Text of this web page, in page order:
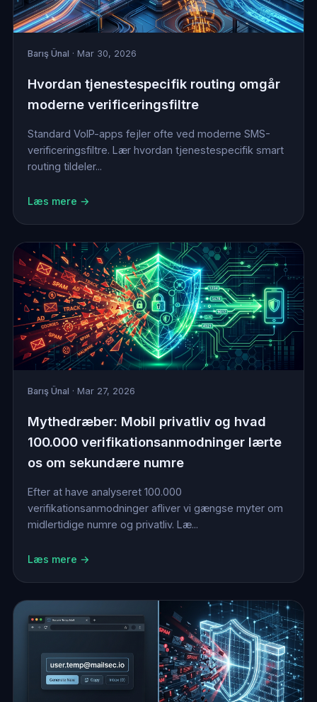
Barış Ünal · Mar 30, 2026
Hvordan tjenestespecifik routing omgår
moderne verificeringsfiltre
Standard VoIP-apps fejler ofte ved moderne SMS-
verificeringsfiltre. Lær hvordan tjenestespecifik smart
routing tildeler...
Læs mere →
Barış Ünal · Mar 27, 2026
Mythedræber: Mobil privatliv og hvad
100.000 verifikationsanmodninger lærte
os om sekundære numre
Efter at have analyseret 100.000
verifikationsanmodninger afliver vi gængse myter om
midlertidige numre og privatliv. Læ...
Læs mere →